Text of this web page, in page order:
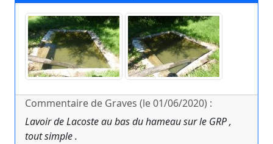
Commentaire de Graves (le 01/06/2020) :
Lavoir de Lacoste au bas du hameau sur le GRP ,
tout simple .